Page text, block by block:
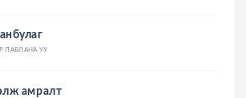
ЛАВЛАНА УУ
амралт